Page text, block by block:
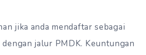
jika anda mendaftar sebagai
dengan jalur PMDK. Keuntungan